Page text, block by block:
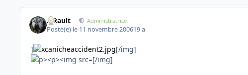
S.Rault Administratrice
Posté(e) le 11 novembre 200619 a
]
[/img]
[/img]